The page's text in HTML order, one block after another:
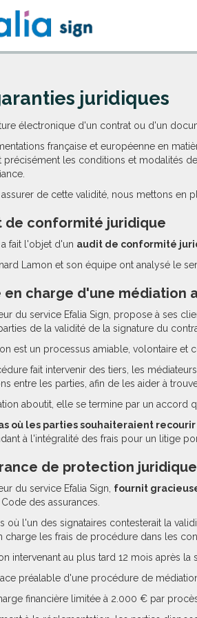
juridiques
électronique d'un contrat ou d'un
française et européenne en
précisément les conditions et modalités
assurer de cette validité, nous mettons en
de conformité juridique
a fait l'objet d'un audit de conformité
Lamon et son équipe ont analysé le
en charge d'une médiation
du service Efalia Sign, propose à ses
de la validité de la signature du
est un processus amiable, volontaire
fait intervenir des tiers, les
entre les parties, afin de les aider à
aboutit, elle se termine par un
où les parties souhaiteraient
à l'intégralité des frais pour un litige
de protection juridique
du service Efalia Sign, fournit
Code des assurances.
où l'un des signataires contesterait la
charge les frais de procédure dans les
intervenant au plus tard 12 mois après la
préalable d'une procédure de
financière limitée à 2.000 € par